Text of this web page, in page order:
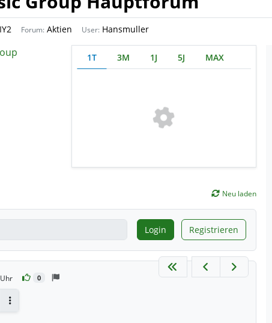
Forum: Aktien User: Hansmuller
1T 3M 1J 5J MAX
Neu laden
Login Registrieren
0